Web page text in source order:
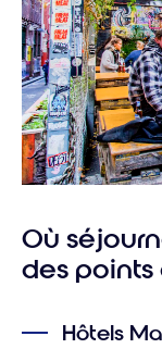
Où
des points
Hôtels